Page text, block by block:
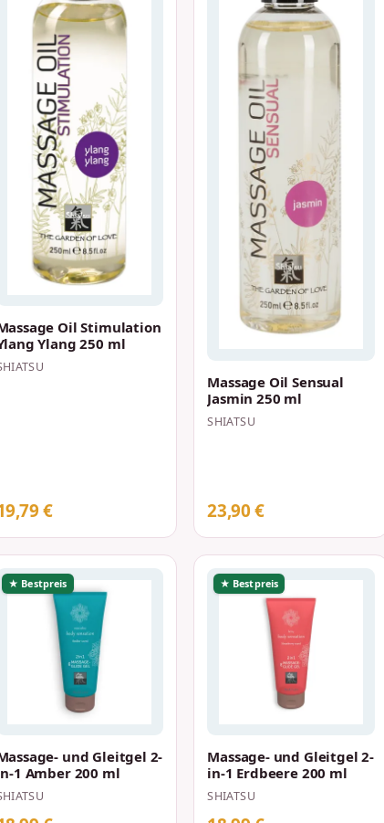
Oil Stimulation
Ylang 250 ml
€
Massage Oil Sensual
Jasmin 250 ml
SHIATSU
23,90 €
★ Bestpreis
und Gleitgel 2-
1 Amber 200 ml
★ Bestpreis
Massage- und Gleitgel 2-
in-1 Erdbeere 200 ml
SHIATSU